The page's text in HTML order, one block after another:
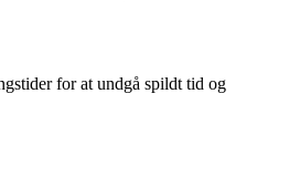
for at undgå spildt tid og